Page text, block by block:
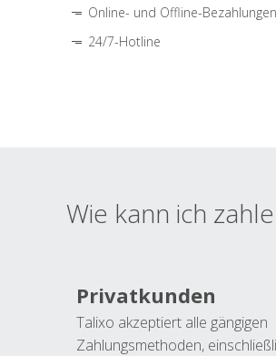
Online- und Offline-Bezahlungen
24/7-Hotline
Wie kann ich
Privatkunden
Talixo akzeptiert alle gängigen
Zahlungsmethoden,